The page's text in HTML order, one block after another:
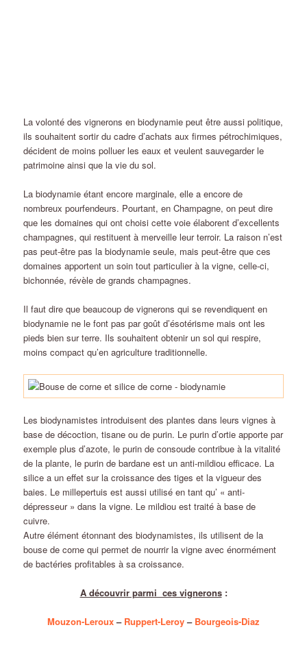
La volonté des vignerons en biodynamie peut être aussi politique,
ils souhaitent sortir du cadre d’achats aux firmes pétrochimiques,
décident de moins polluer les eaux et veulent sauvegarder le
patrimoine ainsi que la vie du sol.
La biodynamie étant encore marginale, elle a encore de
nombreux pourfendeurs. Pourtant, en Champagne, on peut dire
que les domaines qui ont choisi cette voie élaborent d’excellents
champagnes, qui restituent à merveille leur terroir. La raison n’est
pas peut-être pas la biodynamie seule, mais peut-être que ces
domaines apportent un soin tout particulier à la vigne, celle-ci,
bichonnée, révèle de grands champagnes.
Il faut dire que beaucoup de vignerons qui se revendiquent en
biodynamie ne le font pas par goût d’ésotérisme mais ont les
pieds bien sur terre. Ils souhaitent obtenir un sol qui respire,
moins compact qu’en agriculture traditionnelle.
Les biodynamistes introduisent des plantes dans leurs vignes à
base de décoction, tisane ou de purin. Le purin d’ortie apporte par
exemple plus d’azote, le purin de consoude contribue à la vitalité
de la plante, le purin de bardane est un anti-mildiou efficace. La
silice a un effet sur la croissance des tiges et la vigueur des
baies. Le millepertuis est aussi utilisé en tant qu’ « anti-
dépresseur » dans la vigne. Le mildiou est traité à base de
cuivre.
Autre élément étonnant des biodynamistes, ils utilisent de la
bouse de corne qui permet de nourrir la vigne avec énormément
de bactéries profitables à sa croissance.
A découvrir parmi ces vignerons:
Mouzon-Leroux– Ruppert-Leroy– Bourgeois-Diaz